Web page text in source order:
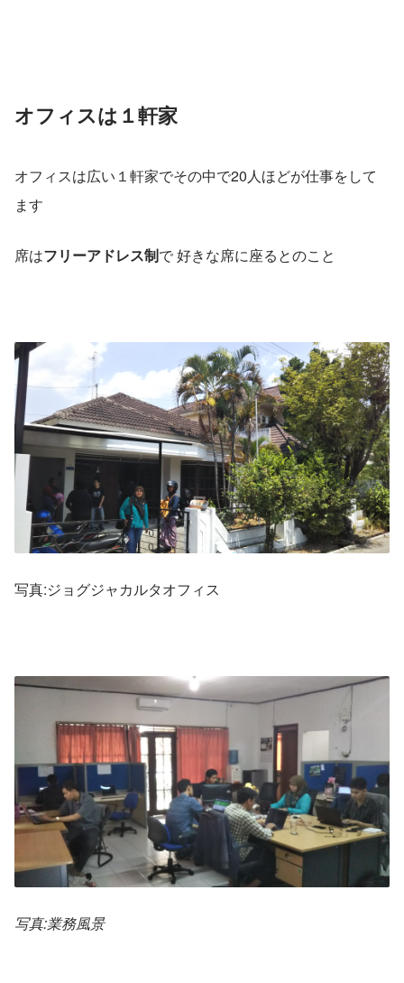
オフィスは１軒家
オフィスは広い１軒家でその中で20人ほどが仕事をして
ます
席はフリーアドレス制で 好きな席に座るとのこと
写真:ジョグジャカルタオフィス
写真:業務風景